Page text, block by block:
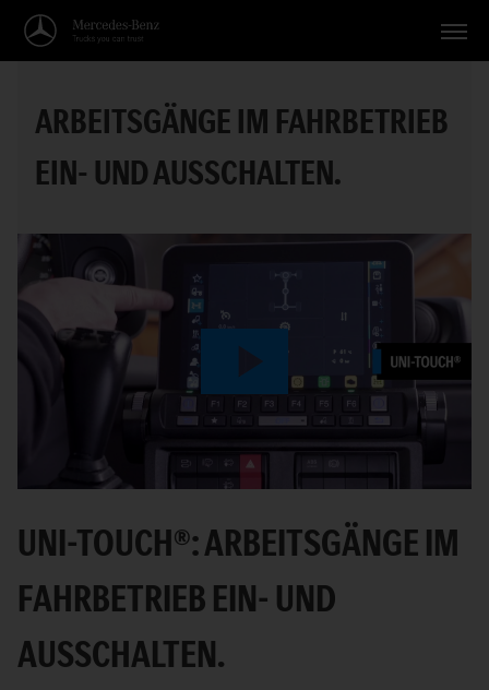
Anwendungen
Themen
Service
Suche
Deutsch
ARBEITSGÄNGE IM FAHRBETRIEB
EIN- UND AUSSCHALTEN.
Play
Video
UNI-TOUCH®: ARBEITSGÄNGE IM
FAHRBETRIEB EIN- UND
AUSSCHALTEN.